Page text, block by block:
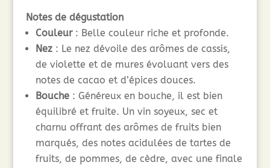
Notes de dégustation
Couleur: Belle couleur riche et profonde.
Nez: Le nez dévoile des arômes de cassis,
de violette et de mures évoluant vers des
notes de cacao et d’épices douces.
Bouche: Généreux en bouche, il est bien
équilibré et fruite. Un vin soyeux, sec et
charnu offrant des arômes de fruits bien
marqués, des notes acidulées de tartes de
fruits, de pommes, de cèdre, avec une finale